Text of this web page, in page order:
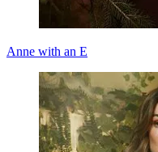
Anne with an E